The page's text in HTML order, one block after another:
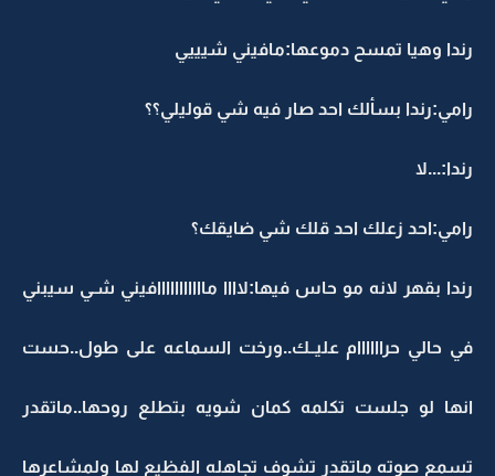
رندا وهيا تمسح دموعها:مافيني شيييي
رامي:رندا بسألك احد صار فيه شي قوليلي؟؟
رندا:...لا
رامي:احد زعلك احد قلك شي ضايقك؟
رندا بقهر لانه مو حاس فيها:لاااا مااااااااااافيني شـي سيبني
في حالي حراااااام عليــك..ورخت السماعه على طول..حست
انها لو جلست تكلمه كمان شويه بتطلع روحها..ماتقدر
تسمع صوته ماتقدر تشوف تجاهله الفظيع لها ولمشاعرها